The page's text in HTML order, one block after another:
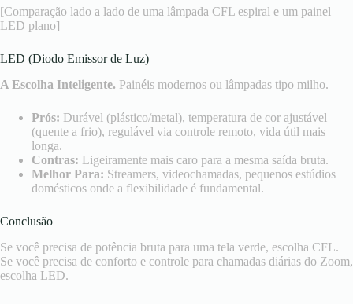
[Comparação lado a lado de uma lâmpada CFL espiral e um painel
LED plano]
LED (Diodo Emissor de Luz)
A Escolha Inteligente. Painéis modernos ou lâmpadas tipo milho.
Prós: Durável (plástico/metal), temperatura de cor ajustável
(quente a frio), regulável via controle remoto, vida útil mais
longa.
Contras: Ligeiramente mais caro para a mesma saída bruta.
Melhor Para: Streamers, videochamadas, pequenos estúdios
domésticos onde a flexibilidade é fundamental.
Conclusão
Se você precisa de potência bruta para uma tela verde, escolha CFL.
Se você precisa de conforto e controle para chamadas diárias do Zoom,
escolha LED.